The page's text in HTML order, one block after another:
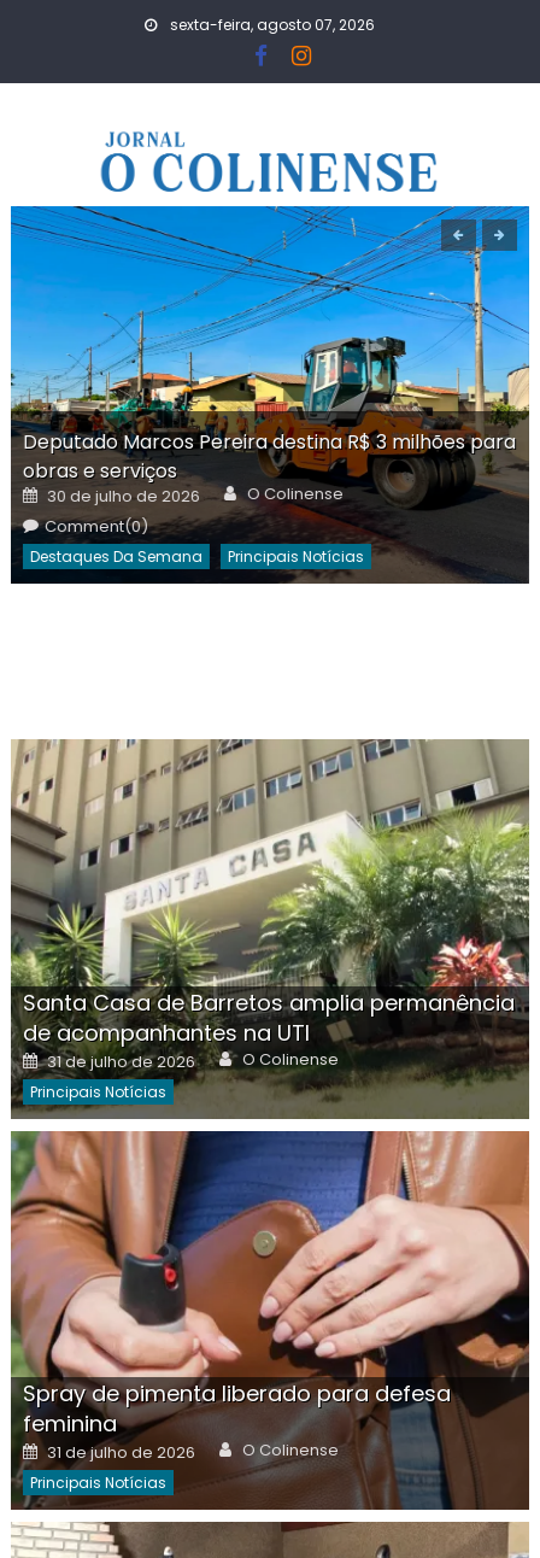
sexta-feira, agosto 07, 2026
Deputado Marcos Pereira destina R$ 3 milhões para
obras e serviços
Posted
on
30 de julho de 2026 Author
O Colinense
Comment(0)
Destaques Da Semana Principais Notícias
Santa Casa de Barretos amplia permanência
de acompanhantes na UTI
Posted
on
31 de julho de 2026 Author
O Colinense
Principais Notícias
Spray de pimenta liberado para defesa
feminina
Posted
on
31 de julho de 2026 Author
O Colinense
Principais Notícias